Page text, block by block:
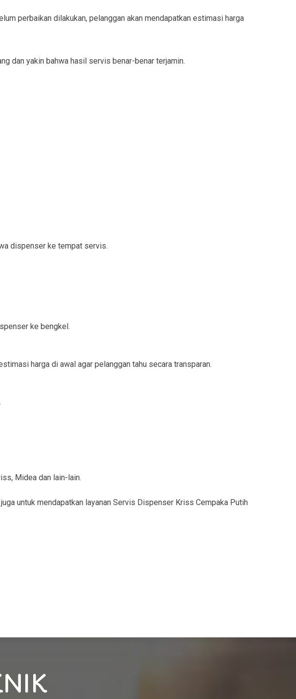
perbaikan dilakukan, pelanggan akan mendapatkan estimasi harga
dan yakin bahwa hasil servis benar-benar terjamin.
dispenser ke tempat servis.
ke bengkel.
harga di awal agar pelanggan tahu secara transparan.
Midea dan lain-lain.
untuk mendapatkan layanan Servis Dispenser Kriss Cempaka Putih